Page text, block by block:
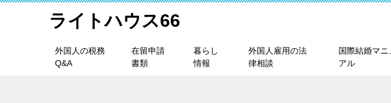
ライトハウス66
外国人の税務
Q&A
在留申請
書類
暮らし
情報
外国人雇用の法
律相談
国際結婚マニ
アル